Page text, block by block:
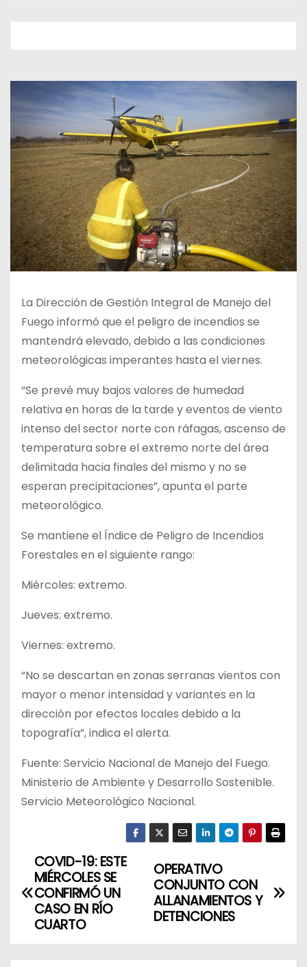
La Dirección de Gestión Integral de Manejo del
Fuego informó que el peligro de incendios se
mantendrá elevado, debido a las condiciones
meteorológicas imperantes hasta el viernes.
“Se prevé muy bajos valores de humedad
relativa en horas de la tarde y eventos de viento
intenso del sector norte con ráfagas, ascenso de
temperatura sobre el extremo norte del área
delimitada hacia finales del mismo y no se
esperan precipitaciones”, apunta el parte
meteorológico.
Se mantiene el Índice de Peligro de Incendios
Forestales en el siguiente rango:
Miércoles: extremo.
Jueves: extremo.
Viernes: extremo.
“No se descartan en zonas serranas vientos con
mayor o menor intensidad y variantes en la
dirección por efectos locales debido a la
topografía”, indica el alerta.
Fuente: Servicio Nacional de Manejo del Fuego.
Ministerio de Ambiente y Desarrollo Sostenible.
Servicio Meteorológico Nacional.
N
a
e
OPERATIVO
CONJUNTO CON
ALLANAMIENTOS Y
DETENCIONES
COVID-19: ESTE
MIÉRCOLES SE
CONFIRMÓ UN
CASO EN RÍO
CUARTO